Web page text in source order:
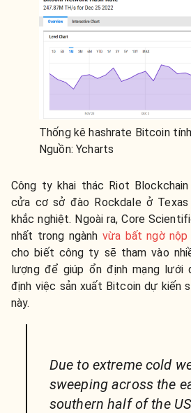
Thống kê hashrate Bitcoin
Nguồn: Ycharts
Công ty khai thác Riot
cửa cơ sở đào Rockdale ở
khắc nghiệt. Ngoài ra, Core
nhất trong ngành vừa bất ngờ nộp
cho biết công ty sẽ tham vào
lượng để giúp ổn định mạng lưới
định việc sản xuất Bitcoin dự kiến
này.
Due to extreme cold
sweeping across the
southern half of the